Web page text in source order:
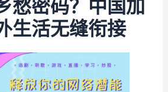
愁密码？中国加
生活无缝衔接